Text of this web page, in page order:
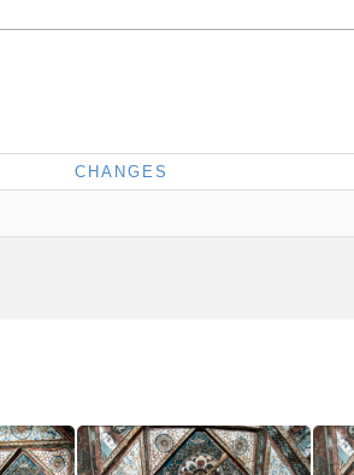
CHANGES